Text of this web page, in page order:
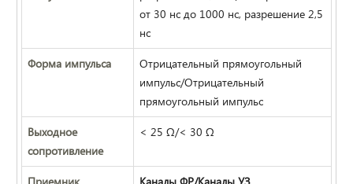
от 30 нс до 1000 нс, разрешение 2,5
нс
Форма импульса
Отрицательный прямоугольный
импульс/Отрицательный
прямоугольный импульс
Выходное
сопротивление
< 25 Ω/< 30 Ω